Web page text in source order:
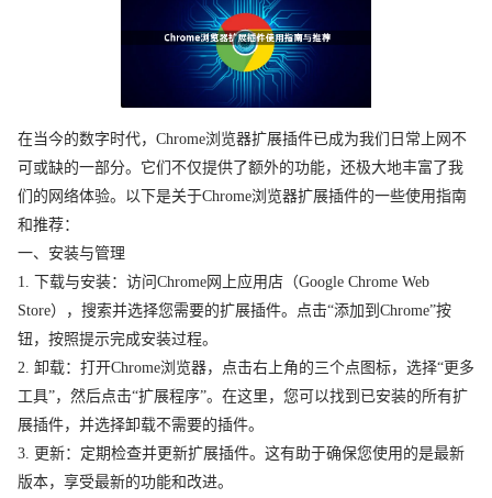
在当今的数字时代，Chrome浏览器扩展插件已成为我们日常上网不
可或缺的一部分。它们不仅提供了额外的功能，还极大地丰富了我
们的网络体验。以下是关于Chrome浏览器扩展插件的一些使用指南
和推荐：
一、安装与管理
1. 下载与安装：访问Chrome网上应用店（Google Chrome Web
Store），搜索并选择您需要的扩展插件。点击“添加到Chrome”按
钮，按照提示完成安装过程。
2. 卸载：打开Chrome浏览器，点击右上角的三个点图标，选择“更多
工具”，然后点击“扩展程序”。在这里，您可以找到已安装的所有扩
展插件，并选择卸载不需要的插件。
3. 更新：定期检查并更新扩展插件。这有助于确保您使用的是最新
版本，享受最新的功能和改进。